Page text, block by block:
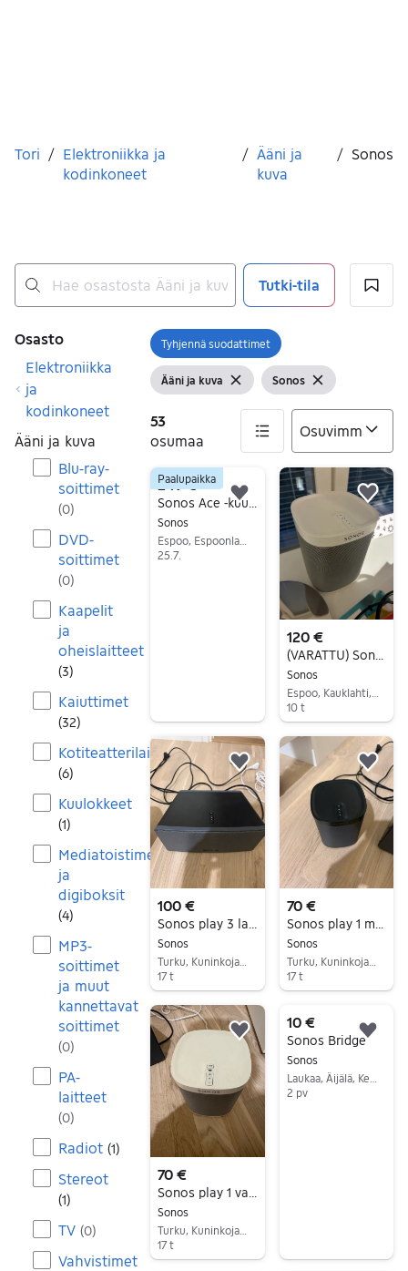
Olet tässä
Tori / Elektroniikka ja
kodinkoneet
/ Ääni ja
kuva
/ Sonos
Tutki-tila
Suodattimet
Osasto
Elektroniikka
ja
kodinkoneet
Ääni ja kuva
Blu-ray-
soittimet
(0)
DVD-
soittimet
(0)
Kaapelit
ja
oheislaitteet
(3)
Kaiuttimet
(32)
Kotiteatterilaitteet
(6)
Kuulokkeet
(1)
Mediatoistimet
ja
digiboksit
(4)
MP3-
soittimet
ja muut
kannettavat
soittimet
(0)
PA-
laitteet
(0)
Radiot (1)
Stereot
(1)
TV (0)
Vahvistimet
Avaa suodatin
Tyhjennä suodattimet
Näytä suodattimet
Ääni ja kuva Tyhjennä suodatin
Näytä suodattimet
Sonos Tyhjennä
53
osumaa
53 tulos(ta)
249 €
Sonos
25.7.
Paalupaikka
Lisää suosikiksi.
120 €
(VARATTU) Sonos PLAY:1 -kaiutinpari, valkoinen
Sonos
10 t
100 €
Sonos
17 t
Lisää suosikiksi.
70 €
Sonos
Turku, Kuninkoja-Mälikkälä, Varsinais-Suomi
17 t
70 €
Sonos
17 t
Lisää suosikiksi.
10 €
Sonos Bridge
Sonos
2 pv